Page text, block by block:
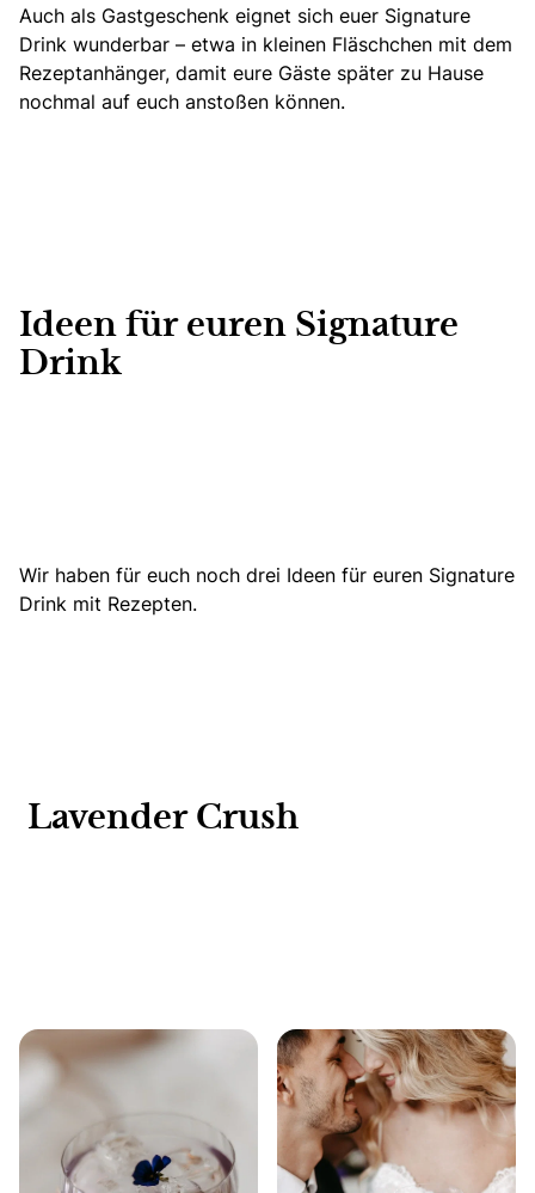
Auch als Gastgeschenk eignet sich euer Signature
Drink wunderbar – etwa in kleinen Fläschchen mit dem
Rezeptanhänger, damit eure Gäste später zu Hause
nochmal auf euch anstoßen können.
Ideen für euren Signature
Drink
Wir haben für euch noch drei Ideen für euren Signature
Drink mit Rezepten.
Lavender Crush